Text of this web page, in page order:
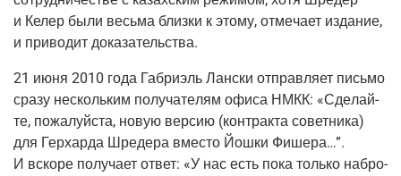
и Келер были весь­ма близ­ки к это­му, отме­ча­ет изда­ние,
и при­во­дит доказательства.
21 июня 2010 года Габ­ри­эль Лан­ски отправ­ля­ет пись­мо
сра­зу несколь­ким полу­ча­те­лям офи­са НМКК: «Сде­лай­
те, пожа­луй­ста, новую вер­сию (кон­трак­та совет­ни­ка)
для Гер­хар­да Шре­де­ра вме­сто Йош­ки Фише­ра…”.
И вско­ре полу­ча­ет ответ: «У нас есть пока толь­ко набро­